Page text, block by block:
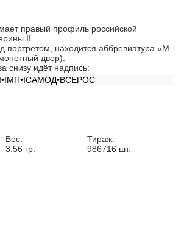
правый профиль российской
II.
портретом, находится аббревиатура «М
двор).
снизу идёт надпись:
Вес:
3.56 гр.
Тираж:
986716 шт.